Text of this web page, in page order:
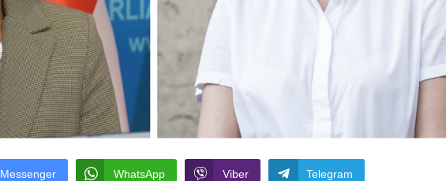
Messenger WhatsApp Viber Telegram